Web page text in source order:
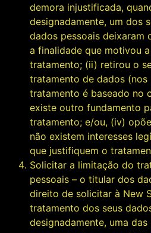
demora injustificada,
designadamente, um dos
dados pessoais deixaram
a finalidade que motivou
tratamento; (ii) retirou o
tratamento de dados (nos
tratamento é baseado no
existe outro fundamento
tratamento; e/ou, (iv)
não existem interesses
que justifiquem o
Solicitar a limitação do
pessoais – o titular dos
direito de solicitar à New
tratamento dos seus
designadamente, uma